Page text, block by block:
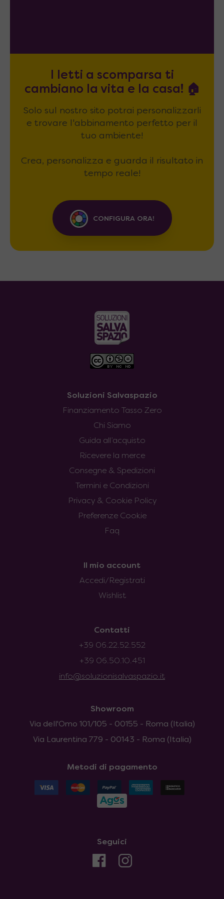
I letti a scomparsa ti
cambiano la vita e la casa! 🏠
Solo sul nostro sito potrai personalizzarli
e trovare l'abbinamento perfetto per il
tuo ambiente!
Crea, personalizza e guarda il risultato in
tempo reale!
CONFIGURA ORA!
Soluzioni Salvaspazio
Finanziamento Tasso Zero
Chi Siamo
Guida all’acquisto
Ricevere la merce
Consegne & Spedizioni
Termini e Condizioni
Privacy & Cookie Policy
Preferenze Cookie
Faq
Il mio account
Accedi/Registrati
Wishlist
Contatti
+39 06.22.52.552
+39 06.50.10.451
info@soluzionisalvaspazio.it
Showroom
Via dell'Omo 101/105 - 00155 - Roma (Italia)
Via Laurentina 779 - 00143 - Roma (Italia)
Metodi di pagamento
Seguici